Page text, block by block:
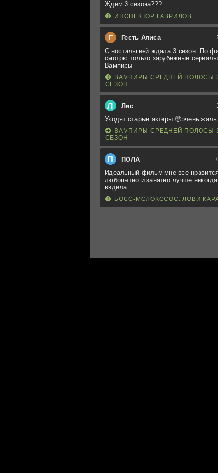
Ждём 3 сезона???
ИНСПЕКТОР ГАВРИЛОВ
Г Гость Алиса
С ностальгией ждала 3 сезон. По
смотрю только зарубежные
Вампиры
ВАМПИРЫ СРЕДНЕЙ ПОЛОСЫ
СЕЗОН
Л Лис
Уходят старые актеры 🥺очень жаль
ВАМПИРЫ СРЕДНЕЙ ПОЛОСЫ
СЕЗОН
П ПОЛА
Идеальный фильм мне все
любопытно и занятно лучше
видела
БОСС-МОЛОКОСОС: ЛОВИ